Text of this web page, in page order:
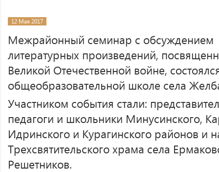
12 Мая 2017
Межрайонный семинар с обсуждением
литературных произведений,
Великой Отечественной войне,
общеобразовательной школе села
Участником события стали:
педагоги и школьники Минусинского,
Идринского и Курагинского районов и
Трехсвятительского храма села
Решетников.